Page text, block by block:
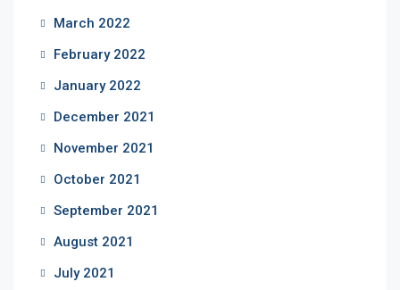
March 2022
February 2022
January 2022
December 2021
November 2021
October 2021
September 2021
August 2021
July 2021